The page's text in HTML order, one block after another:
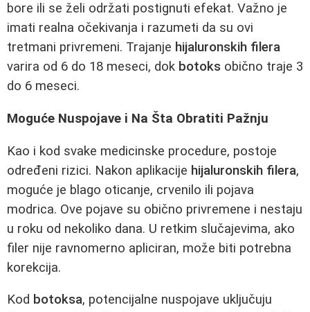
bore ili se želi održati postignuti efekat. Važno je
imati realna očekivanja i razumeti da su ovi
tretmani privremeni. Trajanje hijaluronskih filera
varira od 6 do 18 meseci, dok botoks obično traje 3
do 6 meseci.
Moguće Nuspojave i Na Šta Obratiti Pažnju
Kao i kod svake medicinske procedure, postoje
određeni rizici. Nakon aplikacije hijaluronskih filera,
moguće je blago oticanje, crvenilo ili pojava
modrica. Ove pojave su obično privremene i nestaju
u roku od nekoliko dana. U retkim slučajevima, ako
filer nije ravnomerno apliciran, može biti potrebna
korekcija.
Kod botoksa, potencijalne nuspojave uključuju